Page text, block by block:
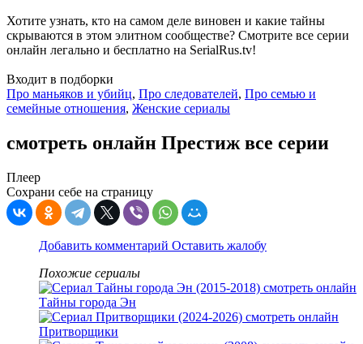
Хотите узнать, кто на самом деле виновен и какие тайны
скрываются в этом элитном сообществе? Смотрите все серии
онлайн легально и бесплатно на SerialRus.tv!
Входит в подборки
Про маньяков и убийц, Про следователей, Про семью и
семейные отношения, Женские сериалы
смотреть онлайн Престиж все серии
Плеер
Сохрани себе на страницу
Добавить комментарий Оставить жалобу
Похожие сериалы
Тайны города Эн
Притворщики